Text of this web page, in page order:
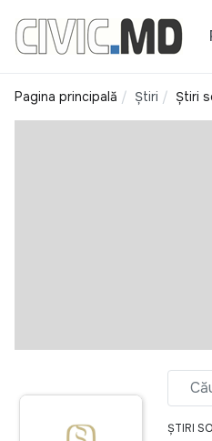
Pagina principală Știri Știri
ȘTIRI